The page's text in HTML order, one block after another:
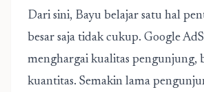
Dari sini, Bayu belajar satu hal
besar saja tidak cukup. Google
menghargai kualitas pengunjung,
kuantitas. Semakin lama